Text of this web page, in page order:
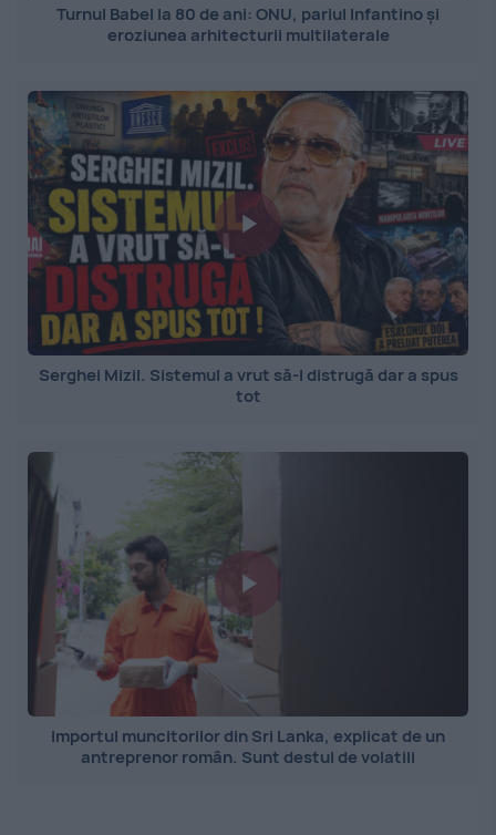
Turnul Babel la 80 de ani: ONU, pariul Infantino și
eroziunea arhitecturii multilaterale
Serghei Mizil. Sistemul a vrut să-l distrugă dar a spus
tot
Importul muncitorilor din Sri Lanka, explicat de un
antreprenor român. Sunt destul de volatili